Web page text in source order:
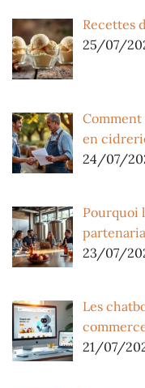
Recettes
25/07/
en
24/07/
Pourquoi
23/07/
Les
21/07/